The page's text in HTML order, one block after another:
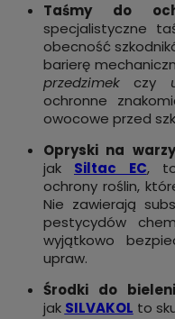
Taśmy do
specjalistyczne
obecność
barierę
przedzimek
czy
ochronne
owocowe przed
Opryski na
jak Siltac EC,
ochrony roślin,
Nie zawierają
pestycydów
wyjątkowo
upraw.
Środki do
jak SILVAKOL to